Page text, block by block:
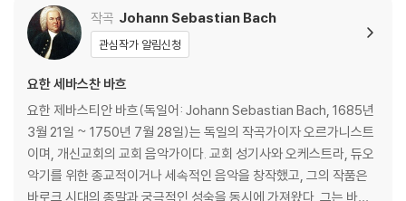
작곡 Johann Sebastian Bach
관심작가 알림신청
요한 세바스찬 바흐
요한 제바스티안 바흐(독일어: Johann Sebastian Bach, 1685년
3월 21일 ~ 1750년 7월 28일)는 독일의 작곡가이자 오르가니스트
이며, 개신교회의 교회 음악가이다. 교회 성기사와 오케스트라, 듀오
악기를 위한 종교적이거나 세속적인 음악을 창작했고, 그의 작품은
바로크 시대의 종말과 궁극적인 성숙을 동시에 가져왔다. 그는 바로